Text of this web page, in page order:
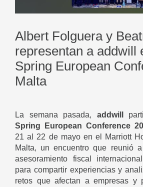
Albert Folguera y
representan a addwill
Spring European
Malta
La semana pasada, addwill
Spring European Conference
21 al 22 de mayo en el Marriott
Malta, un encuentro que reunió
asesoramiento fiscal
para compartir experiencias y
retos que afectan a empresas y